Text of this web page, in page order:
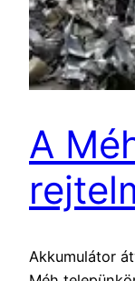
A
Akkumulátor